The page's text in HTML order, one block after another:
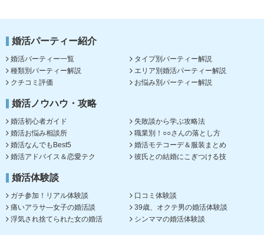
婚活パーティー紹介
婚活パーティー一覧
タイプ別パーティー解説
種類別パーティー解説
エリア別婚活パーティー解説
クチコミ評価
お悩み別パーティー解説
婚活ノウハウ・攻略
婚活初心者ガイド
失敗談から学ぶ攻略法
婚活お悩み相談所
職業別！○○さんの落とし方
婚活なんでもBest5
婚活モテコーデ＆服装まとめ
婚活アドバイス＆恋愛テク
彼氏との結婚にこぎつける技
婚活体験談
ガチ参加！リアル体験談
口コミ体験談
痛いアラサ―女子の婚活談
39歳、オクテ男の婚活体験談
浮気され捨てられた女の婚活
シンママの婚活体験談